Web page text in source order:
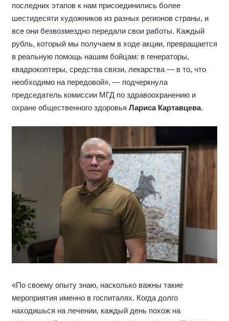
последних этапов к нам присоединились более
шестидесяти художников из разных регионов страны, и
все они безвозмездно передали свои работы. Каждый
рубль, который мы получаем в ходе акции, превращается
в реальную помощь нашим бойцам: в генераторы,
квадрокоптеры, средства связи, лекарства — в то, что
необходимо на передовой», — подчеркнула
председатель комиссии МГД по здравоохранению и
охране общественного здоровья Лариса Картавцева.
«По своему опыту знаю, насколько важны такие
мероприятия именно в госпиталях. Когда долго
находишься на лечении, каждый день похож на